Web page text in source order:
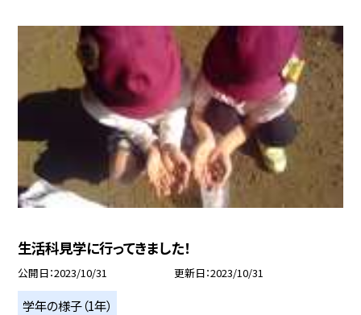
生活科見学に行ってきました！
公開日 2023/10/31 更新日 2023/10/31
学年の様子（1年）